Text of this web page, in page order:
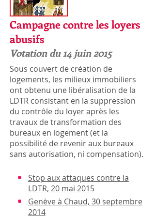
Campagne contre les loyers
abusifs
Votation du 14 juin 2015
Sous couvert de création de
logements, les milieux immobiliers
ont obtenu​ une libéralisation de la
LDTR consistant en la suppression
du contrôle du loyer après les
travaux de transformation des
bureaux en logement (et la
possibilité de revenir aux bureaux
sans autorisation, ni compensation).
Stop aux attaques contre la
LDTR, 20 mai 2015
Genève à Chaud, 30 septembre
2014